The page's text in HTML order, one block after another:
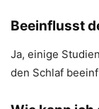
Beeinflusst
Ja, einige
den Schlaf